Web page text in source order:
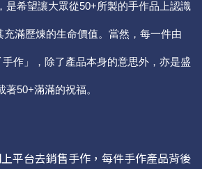
是希望讓大眾從50+所製的手作品上認識
充滿歷煉的生命價值。當然，每一件由
作」，除了產品本身的意思外，亦是盛
著50+滿滿的祝福。
平台去銷售手作，每件手作產品背後